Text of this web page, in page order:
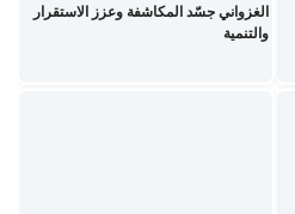
الغزواني جسّد المكاشفة وعزز الاستقرار
والتنمية